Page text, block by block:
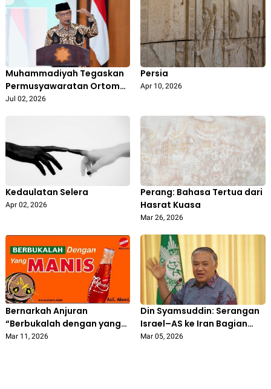
Muhammadiyah Tegaskan
Permusyawaratan Ortom
Harus Bersih dari Politik
Jul 02, 2026
Persia
Apr 10, 2026
Kedaulatan Selera
Apr 02, 2026
Perang: Bahasa Tertua dari
Hasrat Kuasa
Mar 26, 2026
Bernarkah Anjuran
“Berbukalah dengan yang
Manis” adalah Hadis Nabi?
Mar 11, 2026
Din Syamsuddin: Serangan
Israel–AS ke Iran Bagian
dari Upaya Melumpuhkan
Mar 05, 2026